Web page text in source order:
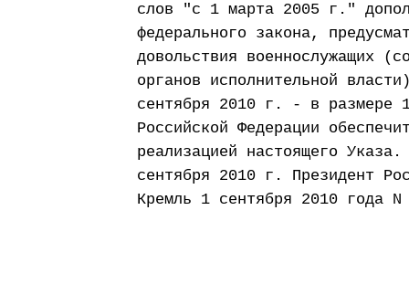
слов "с 1 марта 2005 г."
федерального закона,
довольствия военнослужащих
органов исполнительной
сентября 2010 г. - в размере
Российской Федерации
реализацией настоящего
сентября 2010 г. Президент
Кремль 1 сентября 2010 года N